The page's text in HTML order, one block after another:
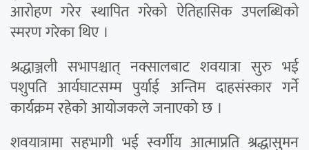
आरोहण गरेर स्थापित गरेको ऐतिहासिक उपलब्धिको
स्मरण गरेका थिए ।
श्रद्धाञ्जली सभापश्चात् नक्सालबाट शवयात्रा सुरु भई
पशुपति आर्यघाटसम्म पुर्याई अन्तिम दाहसंस्कार गर्ने
कार्यक्रम रहेको आयोजकले जनाएको छ ।
शवयात्रामा सहभागी भई स्वर्गीय आत्माप्रति श्रद्धासुमन